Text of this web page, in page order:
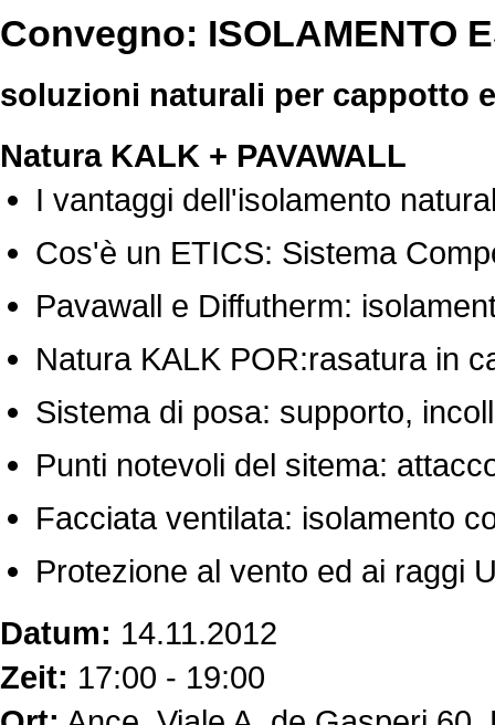
Convegno: ISOLAMENTO
soluzioni naturali per cappotto
Natura KALK + PAVAWALL
I vantaggi dell'isolamento
Cos'è un ETICS: Sistema
Pavawall e Diffutherm:
Natura KALK POR:rasatura in
Sistema di posa: supporto,
Punti notevoli del sitema:
Facciata ventilata: isolamento
Protezione al vento ed ai raggi
Datum: 14.11.2012
Zeit: 17:00 - 19:00